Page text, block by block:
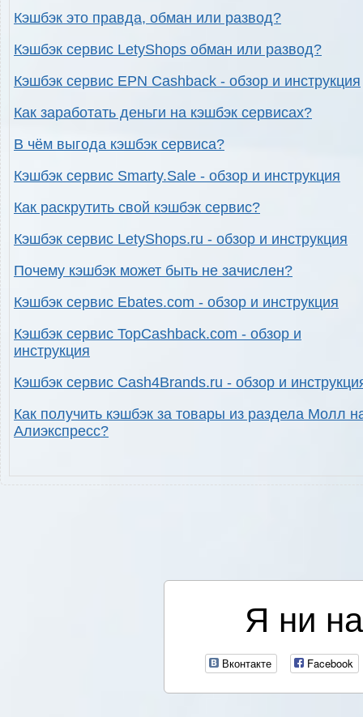
Кэшбэк это правда, обман или развод?
Кэшбэк сервис LetyShops обман или развод?
Кэшбэк сервис EPN Cashback - обзор и инструкция
Как заработать деньги на кэшбэк сервисах?
В чём выгода кэшбэк сервиса?
Кэшбэк сервис Smarty.Sale - обзор и инструкция
Как раскрутить свой кэшбэк сервис?
Кэшбэк сервис LetyShops.ru - обзор и инструкция
Почему кэшбэк может быть не зачислен?
Кэшбэк сервис Ebates.com - обзор и инструкция
Кэшбэк сервис TopCashback.com - обзор и
инструкция
Кэшбэк сервис Cash4Brands.ru - обзор и
Как получить кэшбэк за товары из раздела Молл
Алиэкспресс?
Я ни
Вконтакте Facebook